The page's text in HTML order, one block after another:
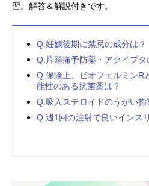
習。解答＆解説付きです。
Q.妊娠後期に禁忌の成分は？
Q.片頭痛予防薬・アクイプタ
Q.保険上、ビオフェルミンR
能性のある抗菌薬は？
Q.吸入ステロイドのうがい指
Q.週1回の注射で良いインス